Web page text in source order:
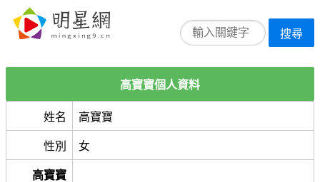
搜尋
高寶寶個人資料
姓名 高寶寶
性別 女
高寶寶